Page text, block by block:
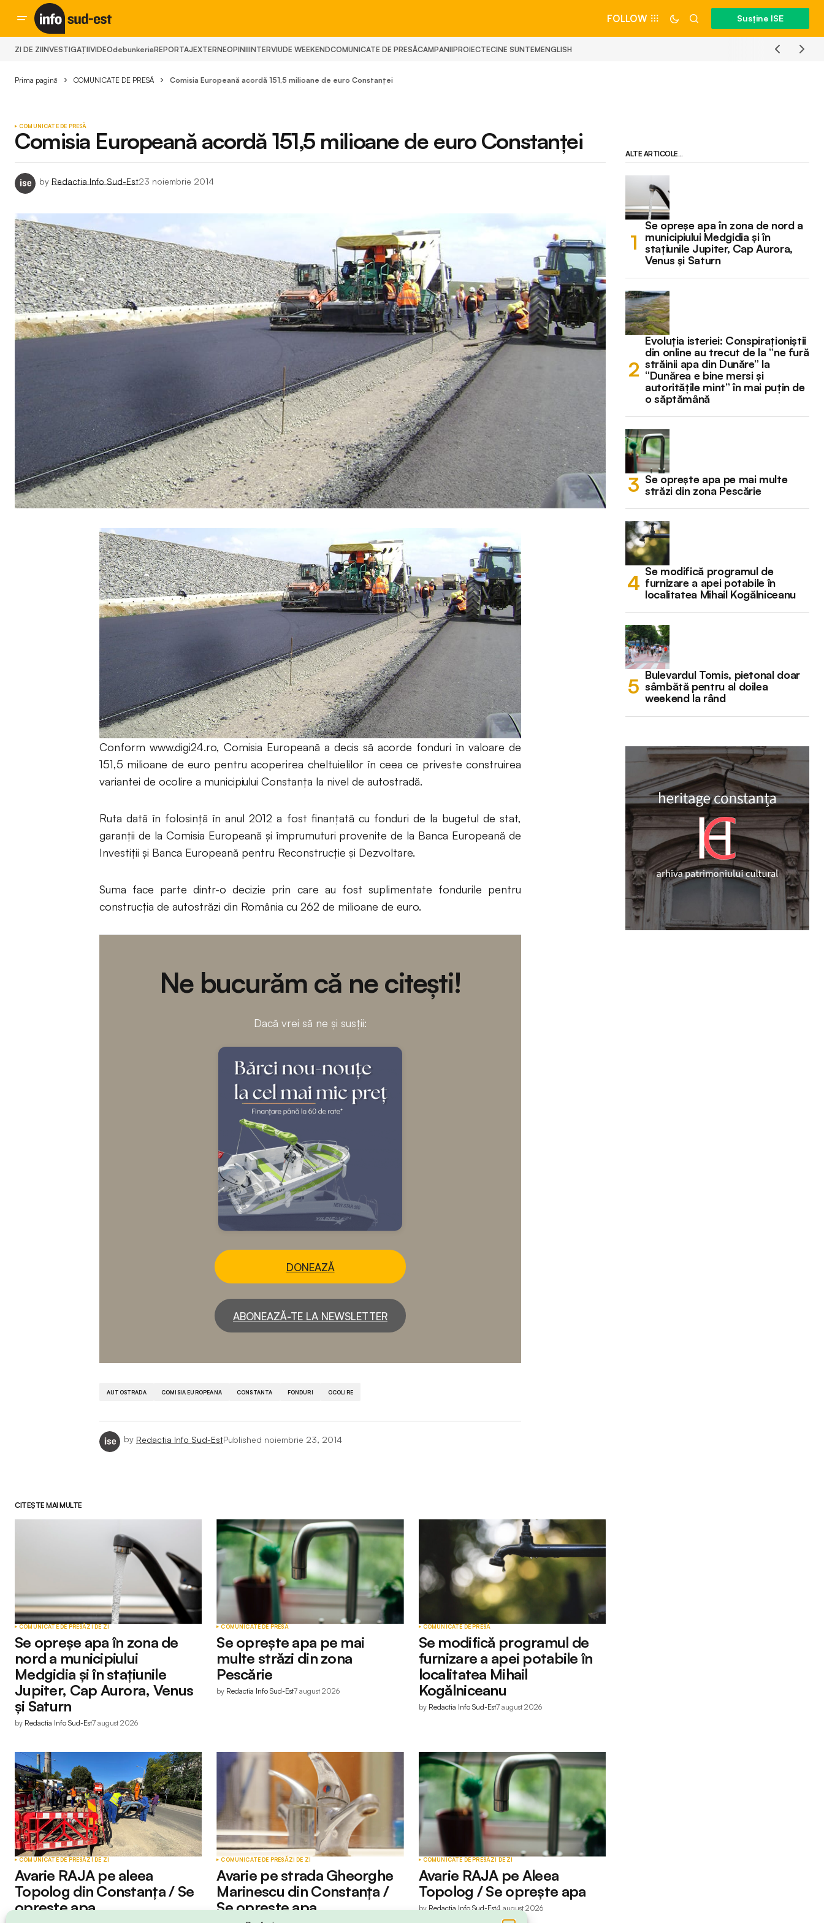
FOLLOW Susține ISE
ZI DE ZIINVESTIGAȚIIVIDEOdebunkeriaREPORTAJEXTERNEOPINIIINTERVIUDE WEEKENDCOMUNICATE DE PRESĂCAMPANIIPROIECTECINE SUNTEMENGLISH
Prima pagină COMUNICATE DE PRESĂ Comisia Europeană acordă 151,5 milioane de euro Constanței
COMUNICATE DE PRESĂ
Comisia Europeană acordă 151,5 milioane de euro Constanței
by Redactia Info Sud-Est23 noiembrie 2014
Conform www.digi24.ro, Comisia Europeană a decis să acorde fonduri în valoare de
151,5 milioane de euro pentru acoperirea cheltuielilor în ceea ce priveste construirea
variantei de ocolire a municipiului Constanța la nivel de autostradă.
Ruta dată în folosință în anul 2012 a fost finanțată cu fonduri de la bugetul de stat,
garanţii de la Comisia Europeană și împrumuturi provenite de la Banca Europeană de
Investiții și Banca Europeană pentru Reconstrucție și Dezvoltare.
Suma face parte dintr-o decizie prin care au fost suplimentate fondurile pentru
construcția de autostrăzi din România cu 262 de milioane de euro.
Ne bucurăm că ne citești!
Dacă vrei să ne și susții:
DONEAZĂ
ABONEAZĂ-TE LA NEWSLETTER
AUTOSTRADA COMISIA EUROPEANA CONSTANTA FONDURI OCOLIRE
by Redactia Info Sud-EstPublished noiembrie 23, 2014
CITEȘTE MAI MULTE
COMUNICATE DE PRESĂZI DE ZI
Se opreșe apa în zona de
nord a municipiului
Medgidia și în stațiunile
Jupiter, Cap Aurora, Venus
și Saturn
by Redactia Info Sud-Est7 august 2026
COMUNICATE DE PRESĂ
Se oprește apa pe mai
multe străzi din zona
Pescărie
by Redactia Info Sud-Est7 august 2026
COMUNICATE DE PRESĂ
Se modifică programul de
furnizare a apei potabile în
localitatea Mihail
Kogălniceanu
by Redactia Info Sud-Est7 august 2026
COMUNICATE DE PRESĂZI DE ZI
Avarie RAJA pe aleea
Topolog din Constanța / Se
oprește apa
COMUNICATE DE PRESĂZI DE ZI
Avarie pe strada Gheorghe
Marinescu din Constanța /
Se oprește apa
COMUNICATE DE PRESĂZI DE ZI
Avarie RAJA pe Aleea
Topolog / Se oprește apa
by Redactia Info Sud-Est4 august 2026
ALTE ARTICOLE...
Se opreșe apa în zona de nord a
municipiului Medgidia și în
stațiunile Jupiter, Cap Aurora,
Venus și Saturn
Evoluția isteriei: Conspiraționiștii
din online au trecut de la “ne fură
străinii apa din Dunăre” la
“Dunărea e bine mersi și
autoritățile mint” în mai puțin de
o săptămână
Se oprește apa pe mai multe
străzi din zona Pescărie
Se modifică programul de
furnizare a apei potabile în
localitatea Mihail Kogălniceanu
Bulevardul Tomis, pietonal doar
sâmbătă pentru al doilea
weekend la rând